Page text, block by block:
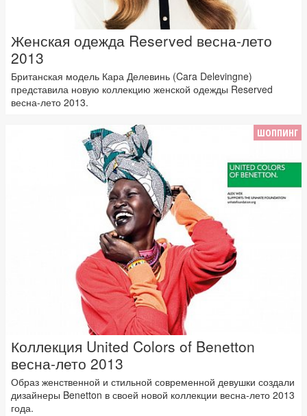
Женская одежда Reserved весна-лето
2013
Британская модель Кара Делевинь (Cara Delevingne)
представила новую коллекцию женской одежды Reserved
весна-лето 2013.
ШОППИНГ
Коллекция United Colors of Benetton
весна-лето 2013
Образ женственной и стильной современной девушки создали
дизайнеры Benetton в своей новой коллекции весна-лето 2013
года.